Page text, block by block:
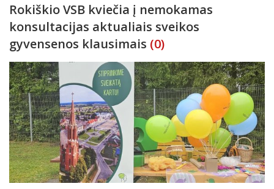
Rokiškio VSB kviečia į nemokamas
konsultacijas aktualiais sveikos
gyvensenos klausimais (0)